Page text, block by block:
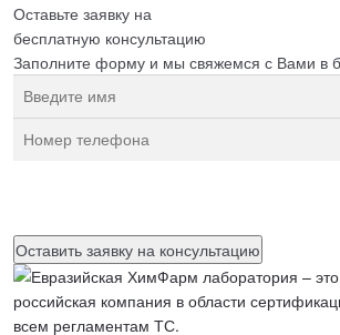
Оставьте заявку на
бесплатную консультацию
Заполните форму и мы свяжемся с Вами в